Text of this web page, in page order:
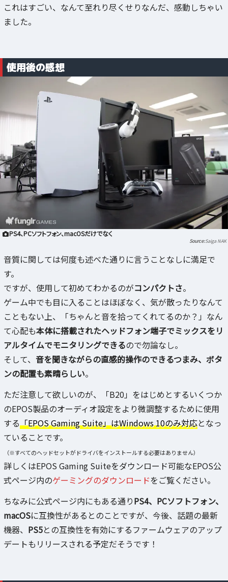
これはすごい、なんて至れり尽くせりなんだ、感動しちゃい
ました。
使用後の感想
PS4、PCソフトフォン、macOSだけでなく
Saiga NAK
音質に関しては何度も述べた通りに言うことなしに満足で
す。
ですが、使用して初めてわかるのがコンパクトさ。
ゲーム中でも目に入ることはほぼなく、気が散ったりなんて
こともない上、「ちゃんと音を拾ってくれてるのか？」なん
て心配も本体に搭載されたヘッドフォン端子でミックスをリ
アルタイムでモニタリングできるので勿論なし。
そして、 音を聞きながらの直感的操作のできるつまみ、ボタ
ンの配置も素晴らしい。
ただ注意して欲しいのが、「B20」をはじめとするいくつか
のEPOS製品のオーディオ設定をより微調整するために使用
する「EPOS Gaming Suite」はWindows 10のみ対応となっ
ていることです。
（※すべてのヘッドセットがドライバをインストールする必要はありません）
詳しくはEPOS Gaming Suiteをダウンロード可能なEPOS公
式ページ内のゲーミングのダウンロードをご覧ください。
ちなみに公式ページ内にもある通りPS4、PCソフトフォン、
macOSに互換性があるとのことですが、今後、話題の最新
機器、 PS5との互換性を有効にするファームウェアのアップ
デートもリリースされる予定だそうです！